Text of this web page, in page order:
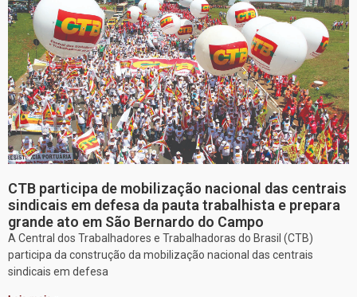
CTB participa de mobilização nacional das centrais
sindicais em defesa da pauta trabalhista e prepara
grande ato em São Bernardo do Campo
A Central dos Trabalhadores e Trabalhadoras do Brasil (CTB)
participa da construção da mobilização nacional das centrais
sindicais em defesa